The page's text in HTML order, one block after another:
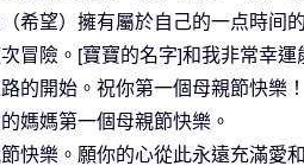
希望）擁有屬於自己的一点時间
冒險。[寶寶的名字]和我非常幸運
的開始。祝你第一個母親節快樂！
媽媽第一個母親節快樂。
快樂。願你的心從此永遠充滿愛